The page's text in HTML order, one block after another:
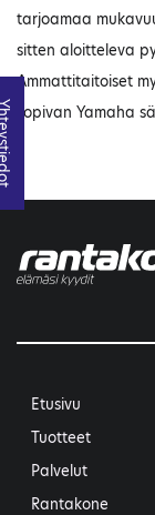
tarjoamaa
sitten aloitteleva
Ammattitaitoiset
sopivan Yamaha
Etusivu
Tuotteet
Palvelut
Rantakone